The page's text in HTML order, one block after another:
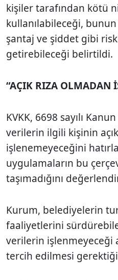
kişiler tarafından kötü
kullanılabileceği, bunun
şantaj ve şiddet gibi
getirebileceği belirtildi.
“AÇIK RIZA OLMADAN
KVKK, 6698 sayılı
verilerin ilgili kişinin
işlenemeyeceğini
uygulamaların bu
taşımadığını
Kurum, belediyelerin
faaliyetlerini
verilerin
tercih edilmesi